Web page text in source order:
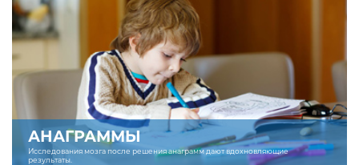
АНАГРАММЫ
Исследования мозга после решения анаграмм дают вдохновляющие
результаты.